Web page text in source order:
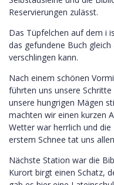
Reservierungen zulässt.
Das Tüpfelchen auf dem i
das gefundene Buch
verschlingen kann.
Nach einem schönen
führten uns unsere
unsere hungrigen Mägen
machten wir einen kurzen
Wetter war herrlich und
erstem Schnee tat uns
Nächste Station war die
Kurort birgt einen Schatz,